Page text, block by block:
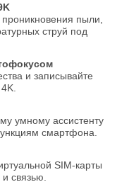
пыли,
струй под
и записывайте
умному ассистенту
смартфона.
SIM-карты
связью.